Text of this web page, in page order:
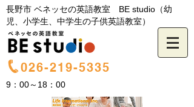
長野市 ベネッセの英語教室 BE studio（幼
児、小学生、中学生の子供英語教室）
026-219-5335
9：00～18：00